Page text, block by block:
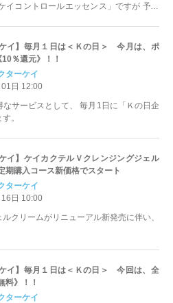
イコントロールエッセンス」ですが 予想
ケイ】毎月１日は＜Ｋの日＞ 今月は、ポ
％還元》！！
ターケイ
日 12:00
なサービスとして、 毎月1日に「Ｋの日企
。
イ】ケイカクテルＶクレンジングジェル
購入コース新価格でスタート
ターケイ
日 10:00
クリームがリニューアル新発売に伴い、
ケイ】毎月１日は＜Ｋの日＞ 今回は、全
料》！！
ターケイ